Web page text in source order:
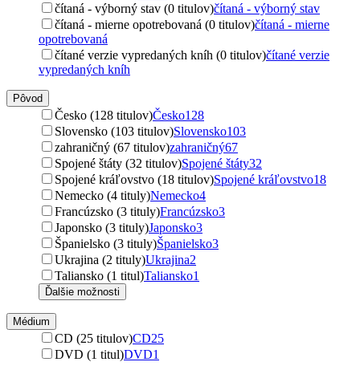
čítaná - výborný stav (0 titulov)čítaná - výborný stav
čítaná - mierne opotrebovaná (0 titulov)čítaná - mierne
opotrebovaná
čítané verzie vypredaných kníh (0 titulov)čítané verzie
vypredaných kníh
Pôvod
Česko (128 titulov)Česko128
Slovensko (103 titulov)Slovensko103
zahraničný (67 titulov)zahraničný67
Spojené štáty (32 titulov)Spojené štáty32
Spojené kráľovstvo (18 titulov)Spojené kráľovstvo18
Nemecko (4 tituly)Nemecko4
Francúzsko (3 tituly)Francúzsko3
Japonsko (3 tituly)Japonsko3
Španielsko (3 tituly)Španielsko3
Ukrajina (2 tituly)Ukrajina2
Taliansko (1 titul)Taliansko1
Ďalšie možnosti
Médium
CD (25 titulov)CD25
DVD (1 titul)DVD1